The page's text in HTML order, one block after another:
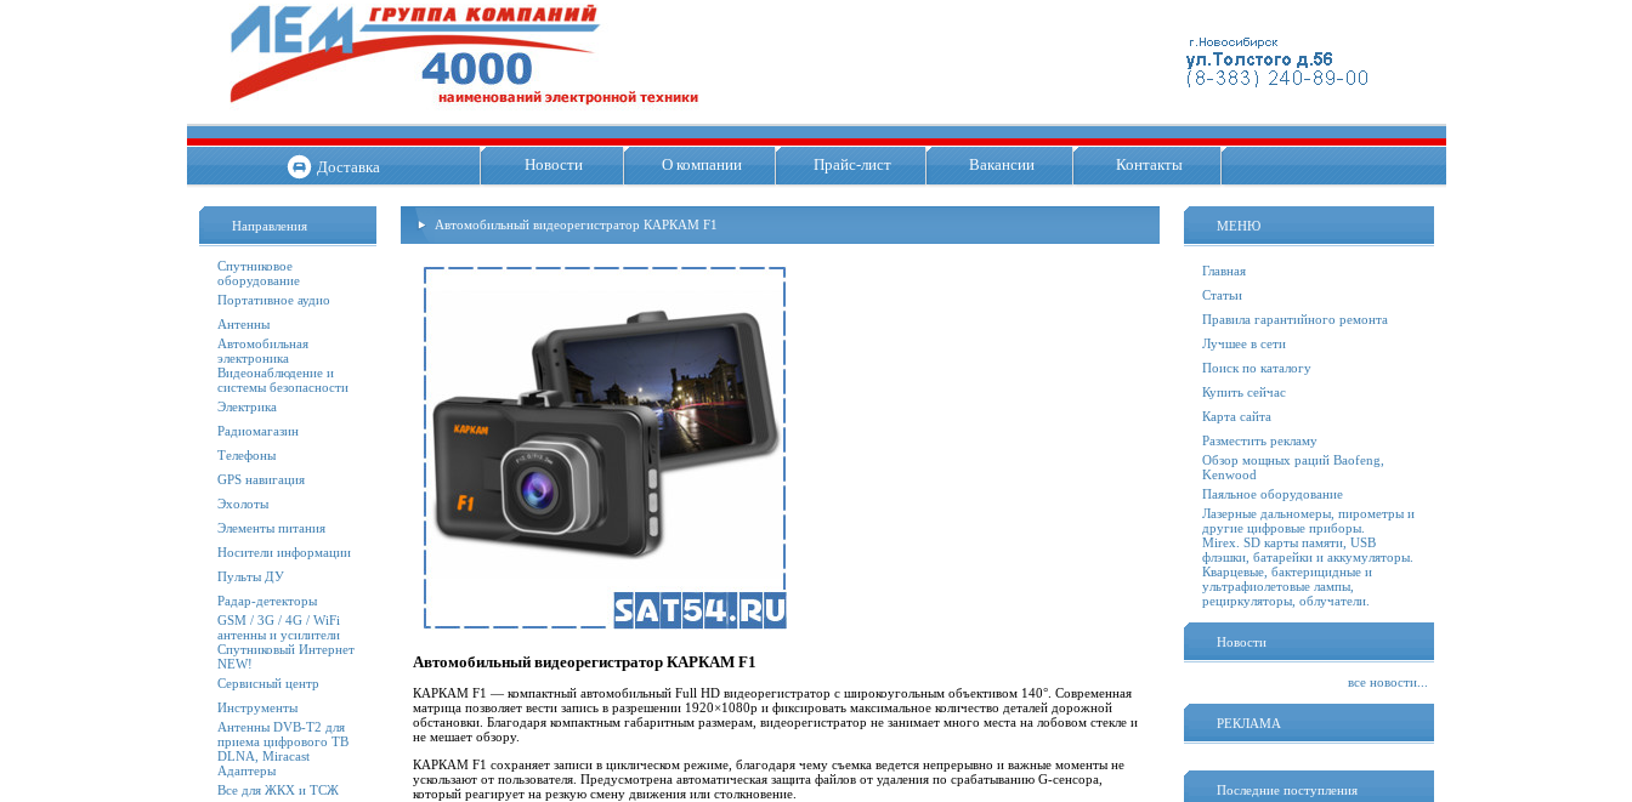
Доставка Новости О компании Прайс-лист Вакансии Контакты
Направления
Спутниковое
оборудование
Портативное аудио
Антенны
Автомобильная
электроника
Видеонаблюдение и
системы безопасности
Электрика
Радиомагазин
Телефоны
GPS навигация
Эхолоты
Элементы питания
Носители информации
Пульты ДУ
Радар-детекторы
GSM / 3G / 4G / WiFi
антенны и усилители
Спутниковый Интернет
NEW!
Сервисный центр
Инструменты
Антенны DVB-T2 для
приема цифрового ТВ
DLNA, Miracast
Адаптеры
Все для ЖКХ и ТСЖ
Автомобильный видеорегистратор КАРКАМ F1
Автомобильный видеорегистратор КАРКАМ F1
КАРКАМ F1 — компактный автомобильный Full HD видеорегистратор с широкоугольным объективом 140°. Современная
матрица позволяет вести запись в разрешении 1920×1080p и фиксировать максимальное количество деталей дорожной
обстановки. Благодаря компактным габаритным размерам, видеорегистратор не занимает много места на лобовом стекле и
не мешает обзору.
КАРКАМ F1 сохраняет записи в циклическом режиме, благодаря чему съемка ведется непрерывно и важные моменты не
ускользают от пользователя. Предусмотрена автоматическая защита файлов от удаления по срабатыванию G-сенсора,
который реагирует на резкую смену движения или столкновение.
МЕНЮ
Главная
Статьи
Правила гарантийного ремонта
Лучшее в сети
Поиск по каталогу
Купить сейчас
Карта сайта
Разместить рекламу
Обзор мощных раций Baofeng,
Kenwood
Паяльное оборудование
Лазерные дальномеры, пирометры и
другие цифровые приборы.
Mirex. SD карты памяти, USB
флэшки, батарейки и аккумуляторы.
Кварцевые, бактерицидные и
ультрафиолетовые лампы,
рециркуляторы, облучатели.
Новости
все новости...
РЕКЛАМА
Последние поступления